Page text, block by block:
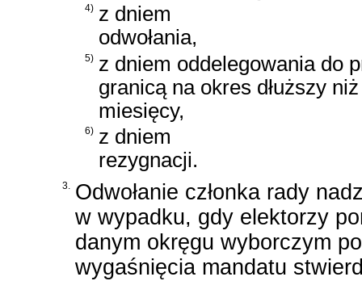
4) z dniem
odwołania,
5) z dniem oddelegowania do
granicą na okres dłuższy
miesięcy,
6) z dniem
rezygnacji.
3. Odwołanie członka rady
w wypadku, gdy elektorzy
danym okręgu wyborczym
wygaśnięcia mandatu